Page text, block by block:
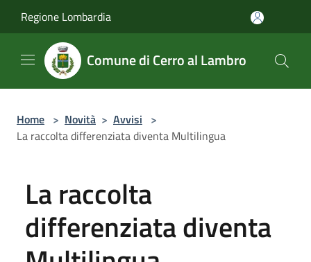
Regione Lombardia
Comune di Cerro al Lambro
Home > Novità > Avvisi >
La raccolta differenziata diventa Multilingua
La raccolta
differenziata diventa